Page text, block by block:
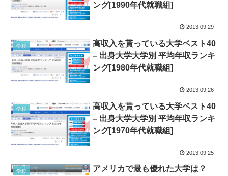
ング[1990年代就職組]
2013.09.29
学校
高収入を貰っている大学ベスト40
– 出身大学大学別 平均年収ランキ
ング[1980年代就職組]
2013.09.26
学校
高収入を貰っている大学ベスト40
– 出身大学大学別 平均年収ランキ
ング[1970年代就職組]
2013.09.25
学校
アメリカで最も優れた大学は？